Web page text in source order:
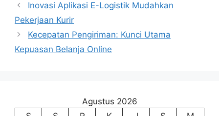
Inovasi Aplikasi E-Logistik Mudahkan
Pekerjaan Kurir
Kecepatan Pengiriman: Kunci Utama
Kepuasan Belanja Online
Agustus 2026